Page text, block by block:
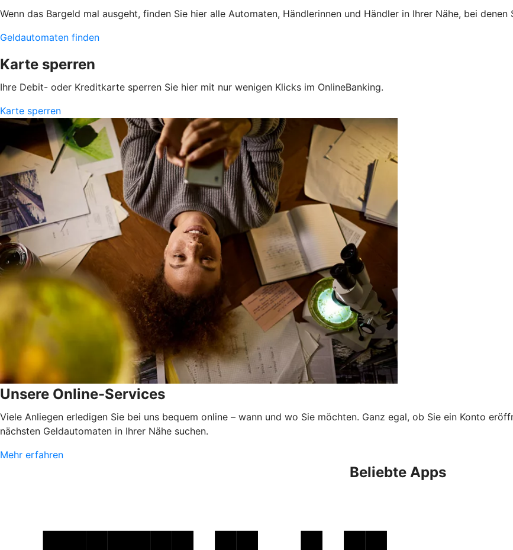
Wenn das Bargeld mal ausgeht, finden Sie hier alle Automaten, Händlerinnen und Händler in Ihrer Nähe, bei denen
Geldautomaten finden
Karte sperren
Ihre Debit- oder Kreditkarte sperren Sie hier mit nur wenigen Klicks im OnlineBanking.
Karte sperren
Unsere Online-Services
Viele Anliegen erledigen Sie bei uns bequem online – wann und wo Sie möchten. Ganz egal, ob Sie ein Konto
nächsten Geldautomaten in Ihrer Nähe suchen.
Mehr erfahren
Beliebte Apps